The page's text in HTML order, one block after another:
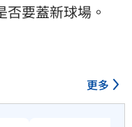
要蓋新球場。
更多